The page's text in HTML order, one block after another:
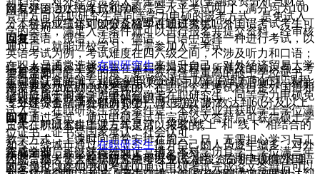
目有外国语水平考试和学科综合水平考试两门，满分均为100
分，学员成绩达到60分及格即可通过考试。外国语考试考生可
以在英语、俄语、法语、德语、日语中选择一种进行考试，以
英语考试为例，考试难度在四六级之间，不涉及听力和口语；
综合考试内容主要涵盖在课程学习过程中所涉及的知识点，考
生只要认真听讲、积极参与课堂学习，并做好课后复习，就能
够较好地掌握考试所需的知识点。
贸大在职研究生上课方式灵活，采取“线上”和“线下”相结合的
教学方式，上课时间通常安排在周六、日，无需担心学习与工
作的冲突，非常适合在职人员报名学习。
管理方向)在职研究生是同等学力申硕的报考方式，是免试入
学的类型，满足入学条件就可以进行报名并提交资料，经审核
通过后，就能进校学习，无需参加入学考试。
但是需要提醒大家的是，要想获得含金量高的硕士学位证书，
是需要参加后期申硕考试的，在职研究生考试科目是外国语和
专业课综合，满分都为100分，只要每门分数达到60分及以上
即可通过考试；通过申硕考试并完成论文答辩后可获得硕士学
位证书，证书受国家承认、社会认可。
因此，报考贸大在职研究生可以免试入学，后期申硕有外国语
网友评论 2023/9/4 17:03:00
：本科毕业三年可以报金融学在职研究生吗？
回复：
在职人员通常选择在职研究生来提升自己，对外经济贸易大学
金融学院金融学专业(金融投资分析与财富管理方向)在职课程
培训班属于同等学力申硕金融学在职研究生，同等学力申硕免
试入学，在职研究生报名条件是：本科毕业并获取学士学位满
三年。所以本科毕业三年是可以报名的。
完成学业后可以获得结业证，满足本科学历且学士学位满三年
的学员可以参加申硕考试，通过申硕考试完成论文答辩后可以
查看全部
网友评论 2023/7/28 17:34:00
：外经贸金融学在职研究生一周上几次课？
回复：
如今一线城市通过在职研究生提升自己的人员逐年增多，对外
经济贸易大学金融学院金融学专业(金融投资分析与财富管理
查看全部
网友评论 2023/3/28 17:34:00